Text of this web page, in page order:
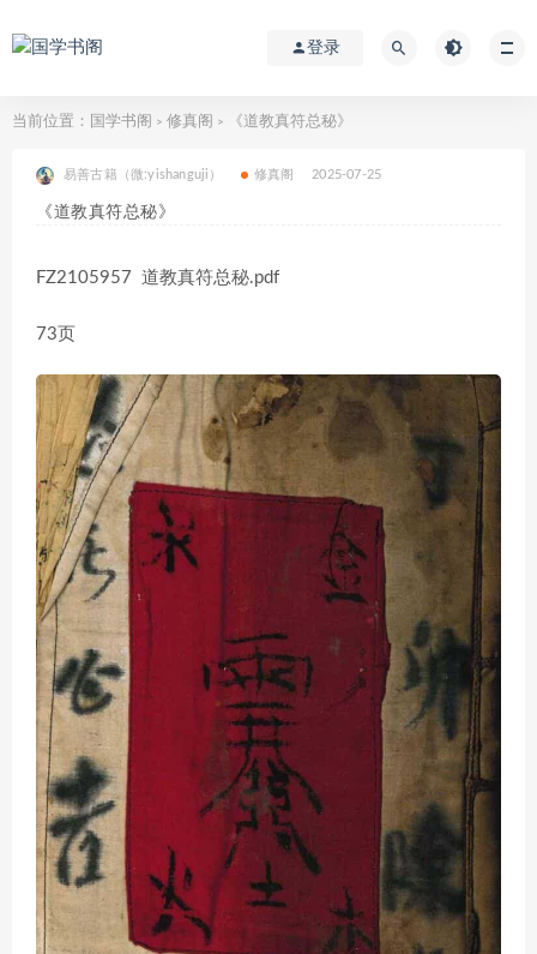
登录
当前位置： 国学书阁 > 修真阁 > 《道教真符总秘》
易善古籍（微:yishanguji） 修真阁 2025-07-25
《道教真符总秘》
FZ2105957 道教真符总秘.pdf
73页